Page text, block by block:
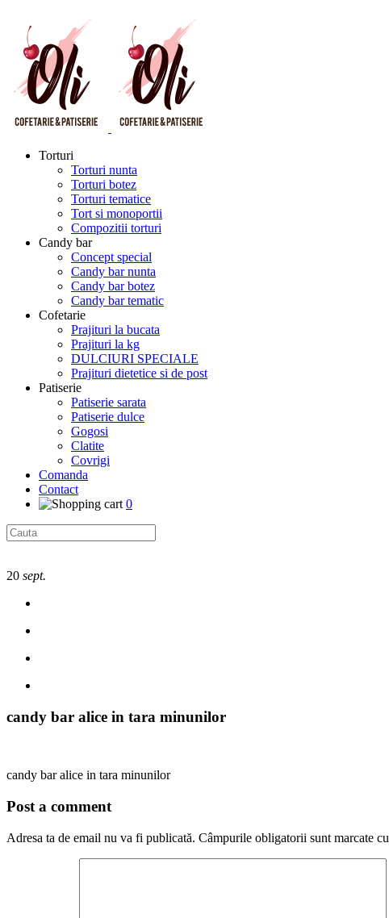
Torturi
Torturi nunta
Torturi botez
Torturi tematice
Tort si monoportii
Compozitii torturi
Candy bar
Concept special
Candy bar nunta
Candy bar botez
Candy bar tematic
Cofetarie
Prajituri la bucata
Prajituri la kg
DULCIURI SPECIALE
Prajituri dietetice si de post
Patiserie
Patiserie sarata
Patiserie dulce
Gogosi
Clatite
Covrigi
Comanda
Contact
0
20 sept.
candy bar alice in tara minunilor
candy bar alice in tara minunilor
Post a comment
Adresa ta de email nu va fi publicată. Câmpurile obligatorii sunt marcate cu